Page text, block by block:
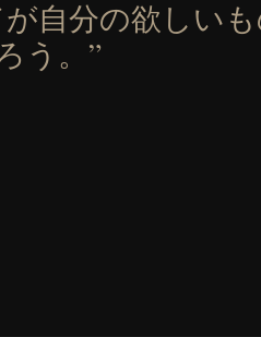
自分の欲しい
う。”